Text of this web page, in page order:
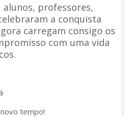
alunos, professores,
a conquista
carregam consigo os
com uma vida
tempo!